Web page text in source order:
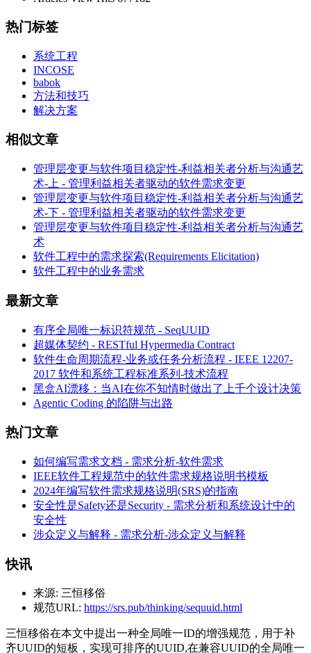
热门标签
系统工程
INCOSE
babok
方法和技巧
解决方案
相似文章
管理层变更与软件项目稳定性-利益相关者分析与沟通艺
术-上 - 管理利益相关者驱动的软件需求变更
管理层变更与软件项目稳定性-利益相关者分析与沟通艺
术-下 - 管理利益相关者驱动的软件需求变更
管理层变更与软件项目稳定性-利益相关者分析与沟通艺
术
软件工程中的需求探索(Requirements Elicitation)
软件工程中的业务需求
最新文章
有序全局唯一标识符规范 - SeqUUID
超媒体契约 - RESTful Hypermedia Contract
软件生命周期流程-业务或任务分析流程 - IEEE 12207-
2017 软件和系统工程标准系列-技术流程
黑盒AI漂移：当AI在你不知情时做出了上千个设计决策
Agentic Coding 的陷阱与出路
热门文章
如何编写需求文档 - 需求分析-软件需求
IEEE软件工程规范中的软件需求规格说明书模板
2024年编写软件需求规格说明(SRS)的指南
安全性是Safety还是Security - 需求分析和系统设计中的
安全性
涉众定义与解释 - 需求分析-涉众定义与解释
快讯
来源: 三恒移俗
规范URL: https://srs.pub/thinking/sequuid.html
三恒移俗在本文中提出一种全局唯一ID的增强规范，用于补
齐UUID的短板，实现可排序的UUID,在兼容UUID的全局唯一